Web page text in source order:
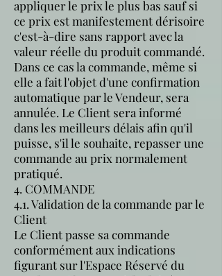
appliquer le prix le plus bas sauf si
ce prix est manifestement dérisoire
c'est-à-dire sans rapport avec la
valeur réelle du produit commandé.
Dans ce cas la commande, même si
elle a fait l'objet d'une confirmation
automatique par le Vendeur, sera
annulée. Le Client sera informé
dans les meilleurs délais afin qu'il
puisse, s'il le souhaite, repasser une
commande au prix normalement
pratiqué.
4. COMMANDE
4.1. Validation de la commande par le
Client
Le Client passe sa commande
conformément aux indications
figurant sur l'Espace Réservé du